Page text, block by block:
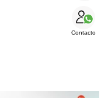
Contacto